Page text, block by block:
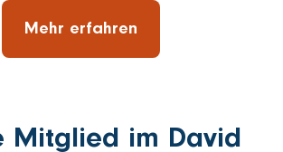
Mehr erfahren
Mitglied im David